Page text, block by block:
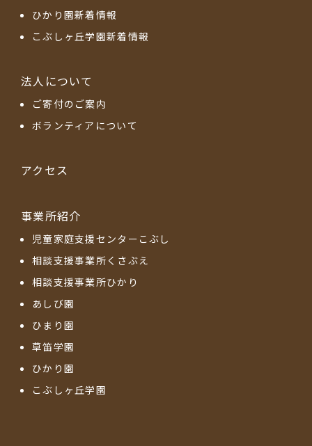
ひかり園新着情報
こぶしヶ丘学園新着情報
法人について
ご寄付のご案内
ボランティアについて
アクセス
事業所紹介
児童家庭支援センターこぶし
相談支援事業所くさぶえ
相談支援事業所ひかり
あしび園
ひまり園
草笛学園
ひかり園
こぶしヶ丘学園